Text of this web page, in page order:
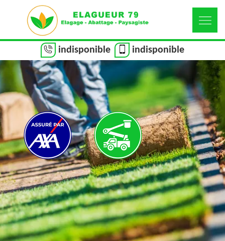
indisponible indisponible